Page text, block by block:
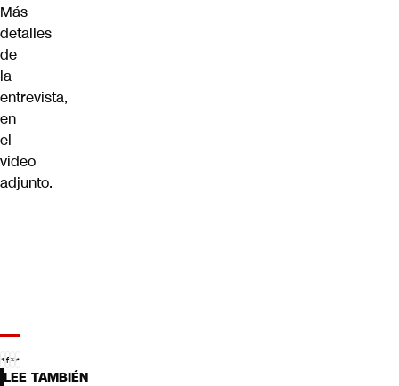
Más
detalles
de
la
entrevista,
en
el
video
adjunto.
LEE TAMBIÉN